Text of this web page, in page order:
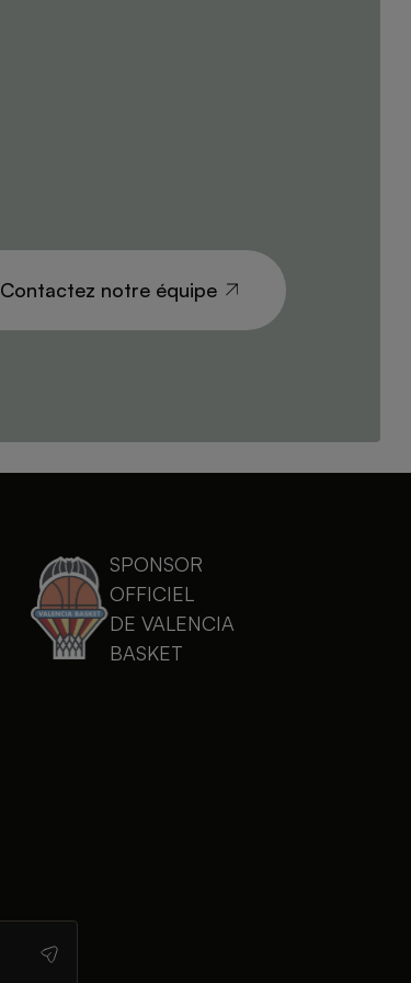
Contactez notre équipe
SPONSOR
OFFICIEL
DE VALENCIA
BASKET